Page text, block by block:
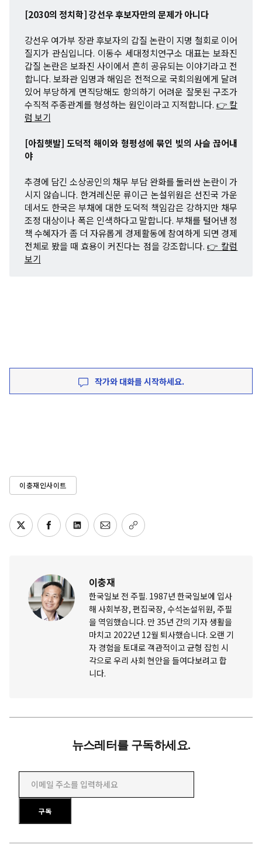
[2030의 정치학] 강선우 후보자만의 문제가 아니다
강선우 여가부 장관 후보자의 갑질 논란이 지명 철회로 이어
질지가 관심입니다. 이동수 세대정치연구소 대표는 보좌진
갑질 논란은 보좌진 사이에서 흔히 공유되는 이야기라고 전
합니다. 보좌관 임명과 해임은 전적으로 국회의원에게 달려
있어 부당하게 면직당해도 항의하기 어려운 잘못된 구조가
수직적 주종관계를 형성하는 원인이라고 지적합니다. 👉 칼
럼 보기
[아침햇발] 도덕적 해이와 형평성에 묶인 빚의 사슬 끊어내
야
추경에 담긴 소상공인의 채무 부담 완화를 둘러싼 논란이 가
시지 않습니다. 한겨레신문 류이근 논설위원은 선진국 가운
데서도 한국은 부채에 대한 도덕적 책임감은 강하지만 채무
조정 대상이나 폭은 인색하다고 말합니다. 부채를 털어낸 정
책 수혜자가 좀 더 자유롭게 경제활동에 참여하게 되면 경제
전체로 봤을 때 효용이 커진다는 점을 강조합니다.👉 칼럼
보기
작가와 대화를 시작하세요.
이충재인사이트
이충재
한국일보 전 주필. 1987년 한국일보에 입사
해 사회부장, 편집국장, 수석논설위원, 주필
을 역임했습니다. 만 35년 간의 기자 생활을
마치고 2022년 12월 퇴사했습니다. 오랜 기
자 경험을 토대로 객관적이고 균형 잡힌 시
각으로 우리 사회 현안을 들여다보려고 합
니다.
뉴스레터를 구독하세요.
이메일 주소를 입력하세요
구독